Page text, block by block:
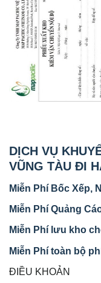
DỊCH VỤ
VŨNG TÀU ĐI
Miễn Phí Bốc Xếp,
Miễn Phí Quảng
Miễn Phí lưu kho
Miễn Phí toàn bộ
ĐIỀU KHOẢN